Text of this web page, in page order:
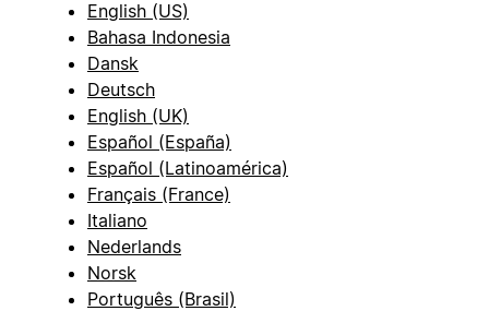
English (US)
Bahasa Indonesia
Dansk
Deutsch
English (UK)
Español (España)
Español (Latinoamérica)
Français (France)
Italiano
Nederlands
Norsk
Português (Brasil)